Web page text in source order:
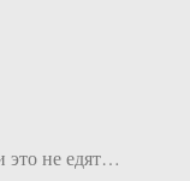
это не едят…